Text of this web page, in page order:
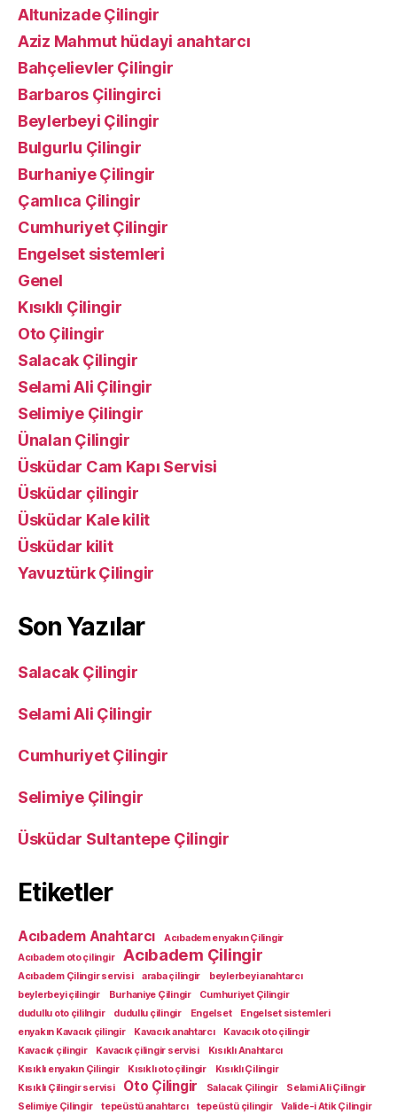
Altunizade Çilingir
Aziz Mahmut hüdayi anahtarcı
Bahçelievler Çilingir
Barbaros Çilingirci
Beylerbeyi Çilingir
Bulgurlu Çilingir
Burhaniye Çilingir
Çamlıca Çilingir
Cumhuriyet Çilingir
Engelset sistemleri
Genel
Kısıklı Çilingir
Oto Çilingir
Salacak Çilingir
Selami Ali Çilingir
Selimiye Çilingir
Ünalan Çilingir
Üsküdar Cam Kapı Servisi
Üsküdar çilingir
Üsküdar Kale kilit
Üsküdar kilit
Yavuztürk Çilingir
Son Yazılar
Salacak Çilingir
Selami Ali Çilingir
Cumhuriyet Çilingir
Selimiye Çilingir
Üsküdar Sultantepe Çilingir
Etiketler
Acıbadem Anahtarcı
Acıbadem enyakın Çilingir
Acıbadem oto çilingir
Acıbadem Çilingir
Acıbadem Çilingir servisi araba çilingir
beylerbeyi anahtarcı
beylerbeyi çilingir
Burhaniye Çilingir
Cumhuriyet Çilingir
dudullu oto çililngir
dudullu çilingir Engelset
Engelset sistemleri
enyakın Kavacık çilingir
Kavacık anahtarcı
Kavacık oto çilingir
Kavacık çilingir
Kavacık çilingir servisi
Kısıklı Anahtarcı
Kısıklı enyakın Çilingir
Kısıklı oto çilingir
Kısıklı Çilingir
Kısıklı Çilingir servisi
Oto Çilingir Salacak Çilingir
Selami Ali Çilingir
Selimiye Çilingir
tepeüstü anahtarcı tepeüstü çilingir Valide-i Atik Çilingir